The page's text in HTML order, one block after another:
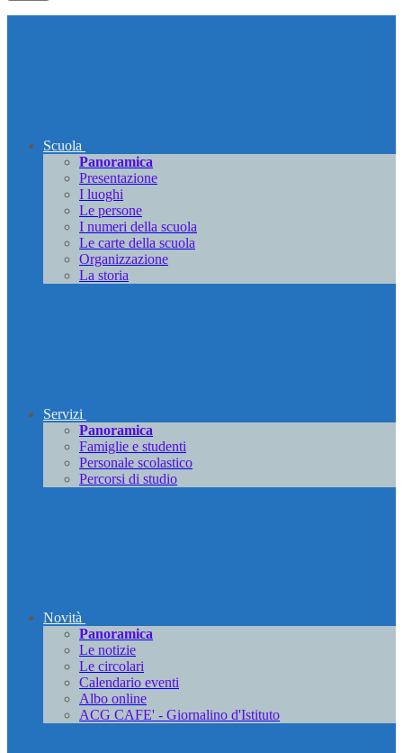
Scuola
Panoramica
Presentazione
I luoghi
Le persone
I numeri della scuola
Le carte della scuola
Organizzazione
La storia
Servizi
Panoramica
Famiglie e studenti
Personale scolastico
Percorsi di studio
Novità
Panoramica
Le notizie
Le circolari
Calendario eventi
Albo online
ACG CAFE' - Giornalino d'Istituto